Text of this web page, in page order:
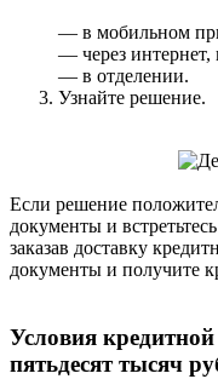
— в мобильном
— через интернет,
— в отделении.
Узнайте решение.
Если решение
документы и
заказав доставку
документы и получите
Условия
пятьдесят тысяч